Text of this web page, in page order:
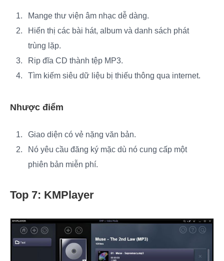
Mange thư viện âm nhạc dễ dàng.
Hiển thị các bài hát, album và danh sách phát
trùng lặp.
Rip đĩa CD thành tệp MP3.
Tìm kiếm siêu dữ liệu bị thiếu thông qua internet.
Nhược điểm
Giao diện có vẻ nặng văn bản.
Nó yêu cầu đăng ký mặc dù nó cung cấp một
phiên bản miễn phí.
Top 7: KMPlayer